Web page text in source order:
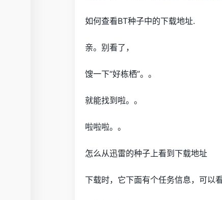
如何查看BT种子中的下载地址.
亲。别看了，
馊一下“好栋栖”。。
就能找到啦。。
啦啦啦。。
怎么从迅雷的种子上看到下载地址
下载时，它下面有个任务信息，可以